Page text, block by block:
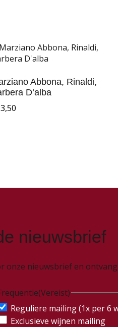
Abbona, Rinaldi,
D’alba
nieuwsbrief
onze nieuwsbrief en
(Vereist)
Reguliere mailing (1x per 6
Exclusieve wijnen mailing